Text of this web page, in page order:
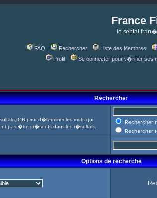
France
le sentai
FAQ Rechercher Liste des Membres
Profil
Se connecter pour v�rifier ses
Rechercher
OR pour d�terminer les mots qui
pas �tre pr�sents dans les r�sultats.
Rechercher
Rechercher
Options de recherche